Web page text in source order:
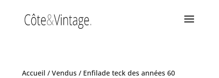
Accueil / Vendus/ Enfilade teck des années 60